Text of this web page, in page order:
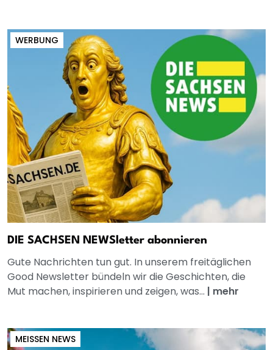
WERBUNG
DIE SACHSEN NEWSletter abonnieren
Gute Nachrichten tun gut. In unserem freitäglichen
Good Newsletter bündeln wir die Geschichten, die
Mut machen, inspirieren und zeigen, was... | mehr
MEISSEN NEWS